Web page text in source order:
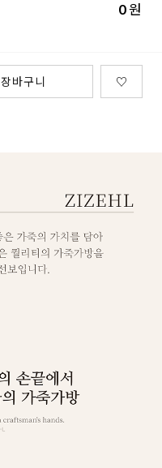
0원
장바구니 ♡